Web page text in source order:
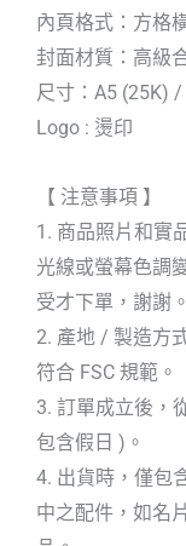
內頁格式：方格
封面材質：高級
尺寸：A5 (25K)
Logo : 燙印
【 注意事項 】
1. 商品照片和實
光線或螢幕色調
受才下單，謝謝。
2. 產地 / 製造方
符合 FSC 規範。
3. 訂單成立後，
包含假日 )。
4. 出貨時，僅包
中之配件，如名